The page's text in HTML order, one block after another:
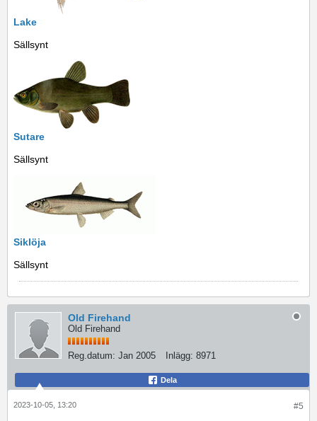
Lake
Sällsynt
Sutare
Sällsynt
Siklöja
Sällsynt
Old Firehand
Old Firehand
Reg.datum: Jan 2005 Inlägg: 8971
Dela
#5
2023-10-05, 13:20